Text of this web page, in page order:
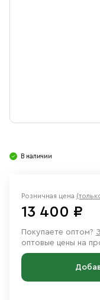
В наличии
Розничная цена
13 400 ₽
Покупаете оптом?
оптовые цены на